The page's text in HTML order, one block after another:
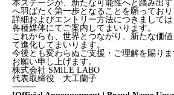
本ステージが、新たな可能性へと踏み出
へ羽ばたく第一歩となることを願っており
詳細およびエントリー方法につきまして
各種媒体にてご案内してまいります。
これからも、世界とつながり、新たな価
て進化してまいります。
今後とも変わらぬご支援・ご理解を賜り
お願い申し上げます。
株式会社 SMILE LABO
代表取締役 大工蘭子
⸻